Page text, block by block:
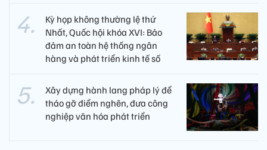
Kỳ họp không thường lệ thứ
Nhất, Quốc hội khóa XVI: Bảo
đảm an toàn hệ thống ngân
hàng và phát triển kinh tế số
Xây dựng hành lang pháp lý để
tháo gỡ điểm nghẽn, đưa công
nghiệp văn hóa phát triển